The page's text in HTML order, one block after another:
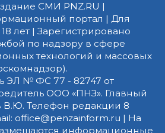
СМИ PNZ.RU |
портал | Для
лет | Зарегистрировано
по надзору в сфере
технологий и массовых
ЭЛ № ФС 77 - 82747 от
ООО «ПНЗ». Главный
В.Ю. Телефон редакции 8
office@penzainform.ru | На
информационные